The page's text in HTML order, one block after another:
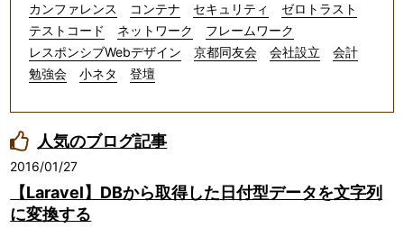
カンファレンス
コンテナ セキュリティ
ゼロトラスト
テストコード
ネットワーク
フレームワーク
レスポンシブWebデザイン
京都同友会 会社設立
会計
勉強会
小ネタ 登壇
人気のブログ記事
2016/01/27
【Laravel】DBから取得した日付型データを文字列
に変換する